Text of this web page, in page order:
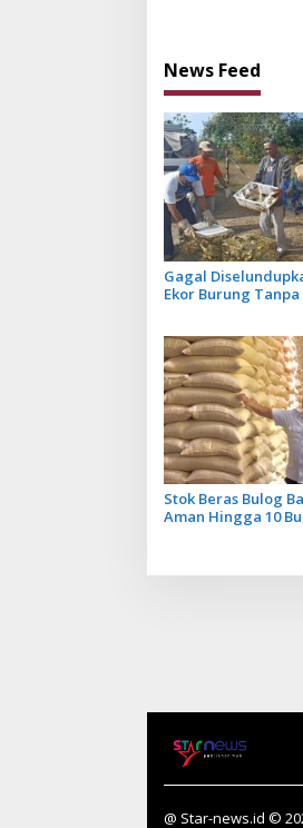
News Feed
Gagal
Ekor Burung
Stok Beras Bulog
Aman Hingga 10
@ Star-news.id ©